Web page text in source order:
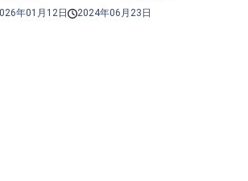
年01月12日 2024年06月23日